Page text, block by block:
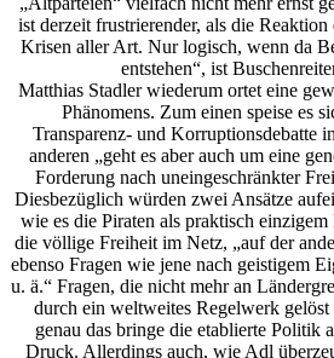
ist derzeit frustrierender, als die
Krisen aller Art. Nur logisch, wenn da
entstehen“, ist
Matthias Stadler wiederum ortet eine
Phänomens. Zum einen speise es
Transparenz- und Korruptionsdebatte
anderen „geht es aber auch um eine
Forderung nach uneingeschränkter
Diesbezüglich würden zwei Ansätze
wie es die Piraten als praktisch
die völlige Freiheit im Netz, „auf der
ebenso Fragen wie jene nach geistigem
u. ä.“ Fragen, die nicht mehr an
durch ein weltweites Regelwerk
genau das bringe die etablierte Politik
Druck. Allerdings auch, wie Adl